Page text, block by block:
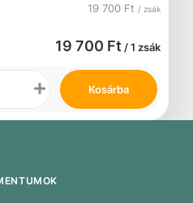
19 700 Ft / zsák
19 700 Ft / 1 zsák
Kosárba